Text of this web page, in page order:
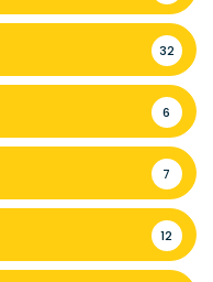
32
6
7
12